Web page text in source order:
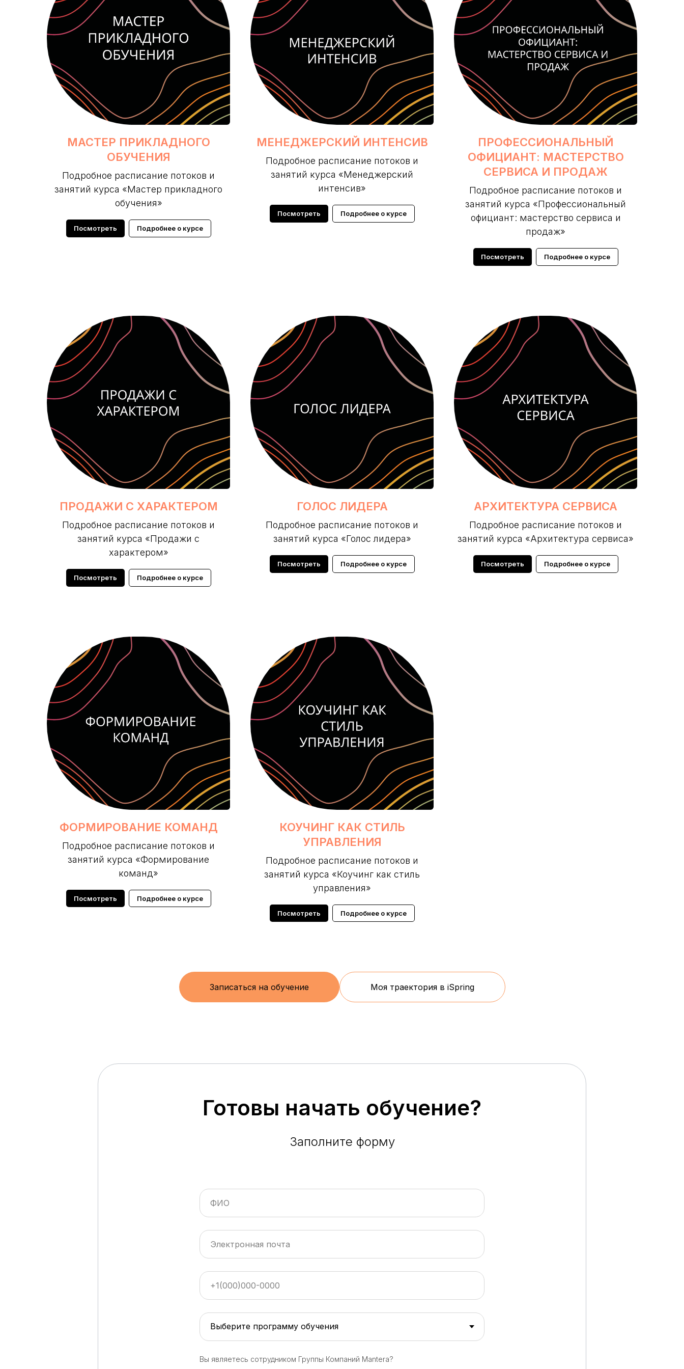
МАСТЕР ПРИКЛАДНОГО
ОБУЧЕНИЯ
Подробное расписание потоков и
занятий курса «Мастер прикладного
обучения»
Посмотреть Подробнее о курсе
МЕНЕДЖЕРСКИЙ ИНТЕНСИВ
Подробное расписание потоков и
занятий курса «Менеджерский
интенсив»
Посмотреть Подробнее о курсе
ПРОФЕССИОНАЛЬНЫЙ
ОФИЦИАНТ: МАСТЕРСТВО
СЕРВИСА И ПРОДАЖ
Подробное расписание потоков и
занятий курса «Профессиональный
официант: мастерство сервиса и
продаж»
Посмотреть Подробнее о курсе
ПРОДАЖИ С ХАРАКТЕРОМ
Подробное расписание потоков и
занятий курса «Продажи с
характером»
Посмотреть Подробнее о курсе
ГОЛОС ЛИДЕРА
Подробное расписание потоков и
занятий курса «Голос лидера»
Посмотреть Подробнее о курсе
АРХИТЕКТУРА СЕРВИСА
Подробное расписание потоков и
занятий курса «Архитектура сервиса»
Посмотреть Подробнее о курсе
ФОРМИРОВАНИЕ КОМАНД
Подробное расписание потоков и
занятий курса «Формирование
команд»
Посмотреть Подробнее о курсе
КОУЧИНГ КАК СТИЛЬ
УПРАВЛЕНИЯ
Подробное расписание потоков и
занятий курса «Коучинг как стиль
управления»
Посмотреть Подробнее о курсе
Записаться на обучение Моя траектория в iSpring
Готовы начать обучение?
Заполните форму
Вы являетесь сотрудником Группы Компаний Mantera?